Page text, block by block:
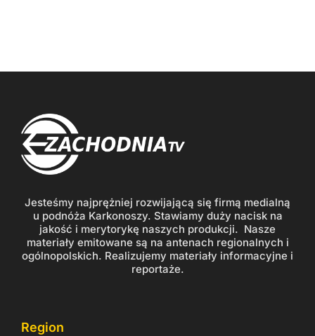
Jesteśmy najprężniej rozwijającą się firmą medialną
u podnóża Karkonoszy. Stawiamy duży nacisk na
jakość i merytorykę naszych produkcji. Nasze
materiały emitowane są na antenach regionalnych i
ogólnopolskich. Realizujemy materiały informacyjne i
reportaże.
Region